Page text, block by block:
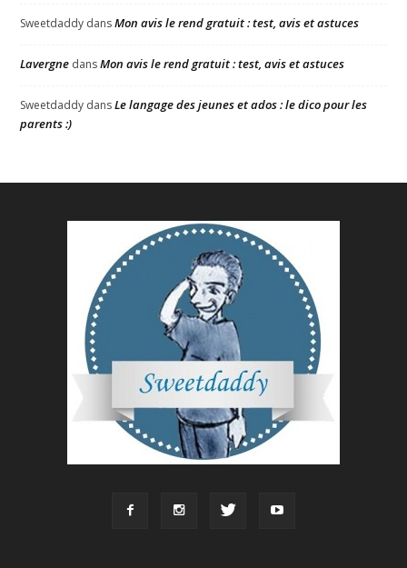
Sweetdaddy dansMon avis le rend gratuit : test, avis et astuces
Lavergne dansMon avis le rend gratuit : test, avis et astuces
Sweetdaddy dansLe langage des jeunes et ados : le dico pour les
parents :)